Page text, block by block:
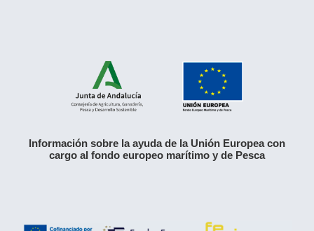
Información sobre la ayuda de la Unión Europea con
cargo al fondo europeo marítimo y de Pesca